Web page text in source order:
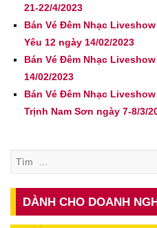
21-22/4/2023
Bán Vé Đêm Nhạc
Yêu 12 ngày 14/02/2023
Bán Vé Đêm Nhạc
14/02/2023
Bán Vé Đêm Nhạc
Trịnh Nam Sơn ngày 7-8/3/
DÀNH CHO DOANH